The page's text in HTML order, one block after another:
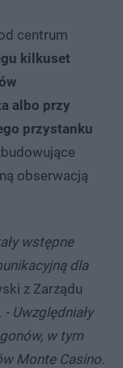
centrum
kilkuset
albo przy
przystanku
obserwacją
wstępne
dla
z Zarządu
- Uwzględniały
w tym
Monte Casino.